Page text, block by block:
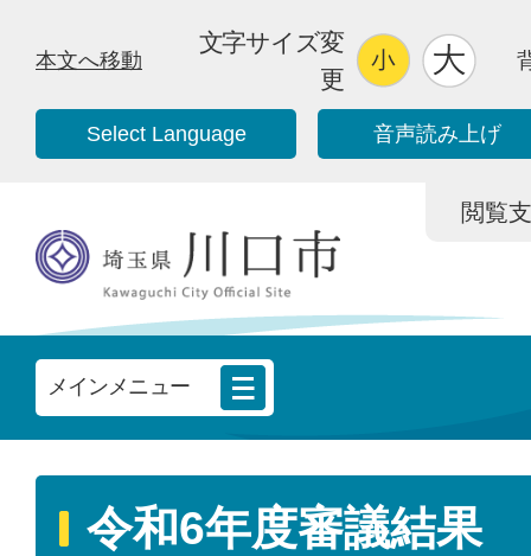
本文へ移動
文字サイズ変
更
Select Language 音声読み上げ
閲覧
メインメニュー
令和6年度審議結果